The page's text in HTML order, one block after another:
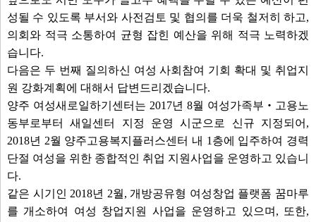
성될 수 있도록 부서와 사전검토 및 협의를 더욱 철저히 하고,
의회와 적극 소통하여 균형 잡힌 예산을 위해 적극 노력하겠
습니다.
다음은 두 번째 질의하신 여성 사회참여 기회 확대 및 취업지
원 강화계획에 대해서 답변드리겠습니다.
양주 여성새로일하기센터는 2017년 8월 여성가족부‧고용노
동부로부터 새일센터 지정 운영 시군으로 신규 지정되어,
2018년 2월 양주고용복지플러스센터 내 1층에 입주하여 경력
단절 여성을 위한 종합적인 취업 지원사업을 운영하고 있습니
다.
같은 시기인 2018년 2월, 개방공유형 여성창업 플랫폼 꿈마루
를 개소하여 여성 창업지원 사업을 운영하고 있으며, 또한,